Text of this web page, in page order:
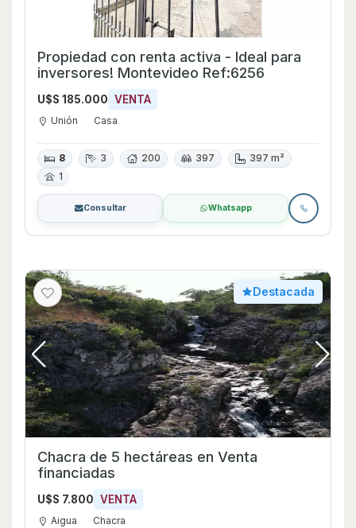
Propiedad con renta activa - Ideal para
inversores! Montevideo Ref:6256
U$S 185.000 VENTA
Unión Casa
8 3 200 397
397 m²
1
Consultar Whatsapp
Destacada
Chacra de 5 hectáreas en Venta
financiadas
U$S 7.800 VENTA
Aigua Chacra